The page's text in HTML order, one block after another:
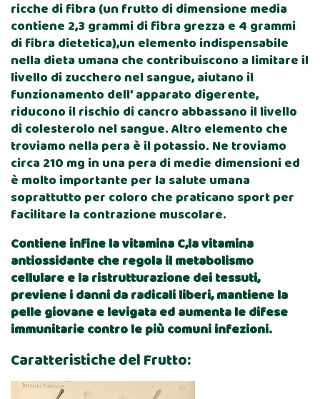
ricche di fibra (un frutto di dimensione media
contiene 2,3 grammi di fibra grezza e 4 grammi
di fibra dietetica),un elemento indispensabile
nella dieta umana che contribuiscono a limitare il
livello di zucchero nel sangue, aiutano il
funzionamento dell’ apparato digerente,
riducono il rischio di cancro abbassano il livello
di colesterolo nel sangue. Altro elemento che
troviamo nella pera è il potassio. Ne troviamo
circa 210 mg in una pera di medie dimensioni ed
è molto importante per la salute umana
soprattutto per coloro che praticano sport per
facilitare la contrazione muscolare.
Contiene infine la vitamina C,la vitamina
antiossidante che regola il metabolismo
cellulare e la ristrutturazione dei tessuti,
previene i danni da radicali liberi, mantiene la
pelle giovane e levigata ed aumenta le difese
immunitarie contro le più comuni infezioni.
Caratteristiche del Frutto: